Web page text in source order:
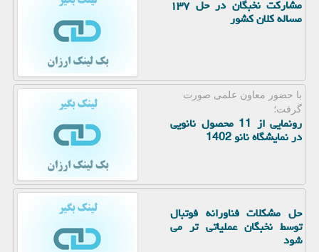
مشارکت نخبگان در حل ۱۳۷
مساله کلان کشور
با حضور معاون علمی صورت
گرفت؛
رونمایی از 11 محصول نانویی
در نمایشگاه نانو 1402
حل مشکلات فناورانه فوتبال
توسط نخبگان عملیاتی تر می
شود